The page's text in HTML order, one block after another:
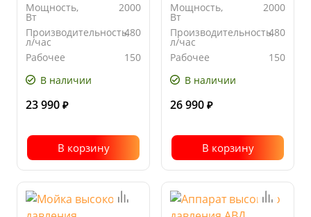
Мощность,
Вт
2000
Производительность,
л/час
480
Рабочее
бар
150
В наличии
23 990 ₽
В корзину
Мощность,
Вт
2000
Производительность,
л/час
480
Рабочее
бар
150
В наличии
26 990 ₽
В корзину